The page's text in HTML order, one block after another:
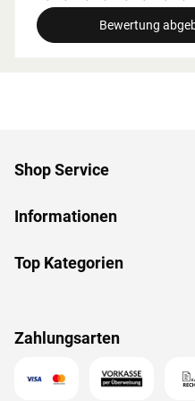
breite beachtet werden.
Grundausstattung
das Sauna-Erlebnis
Saunabänke werden
Fronteinstieg: Die
Einstieg von vorne ein
Ankommen im Inneren der
sowohl in der rechten als
Dachkranz: Der im Paket
Bewertung
Shop Service
Informationen
Top Kategorien
Zahlungsarten